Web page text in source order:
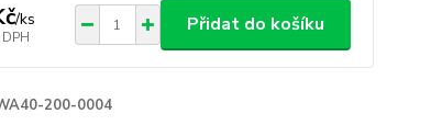
/ks Přidat do košíku
200-0004